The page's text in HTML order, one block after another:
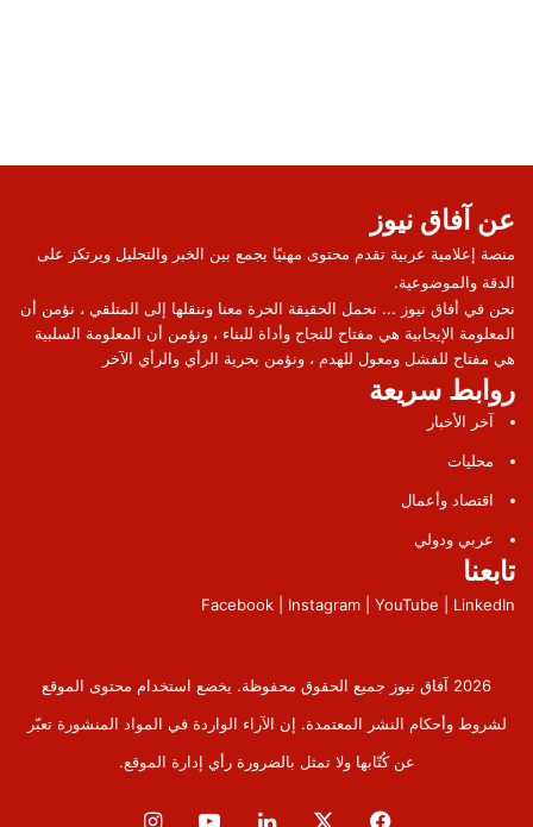
عن آفاق نيوز
منصة إعلامية عربية تقدم محتوى مهنيًا يجمع بين الخبر والتحليل ويرتكز على
الدقة والموضوعية.
نحن في أفاق نيوز ... نحمل الحقيقة الحرة معنا وننقلها إلى المتلقي ، نؤمن أن
المعلومة الإيجابية هي مفتاح للنجاح وأداة للبناء ، ونؤمن أن المعلومة السلبية
هي مفتاح للفشل ومعول للهدم ، ونؤمن بحرية الرأي والرأي الآخر
روابط سريعة
آخر الأخبار
محليات
اقتصاد وأعمال
عربي ودولي
تابعنا
Facebook | Instagram | YouTube | LinkedIn
2026 آفاق نيوز جميع الحقوق محفوظة. يخضع استخدام محتوى الموقع
لشروط وأحكام النشر المعتمدة. إن الآراء الواردة في المواد المنشورة تعبّر
عن كُتّابها ولا تمثل بالضرورة رأي إدارة الموقع.
فيسبوك لينكدإن ‫YouTube